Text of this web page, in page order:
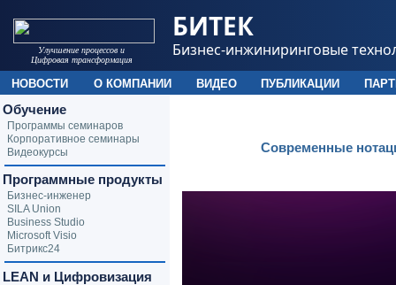
Современные
Обучение
Программы семинаров
Корпоративное семинары
Видеокурсы
Программные продукты
Бизнес-инженер
SILA Union
Business Studio
Microsoft Visio
Битрикс24
LEAN и Цифровизация
Улучшение процессов и
Цифровая трансформация
БИТЕК
Бизнес-инжиниринговые
НОВОСТИ О КОМПАНИИ ВИДЕО ПУБЛИКАЦИИ